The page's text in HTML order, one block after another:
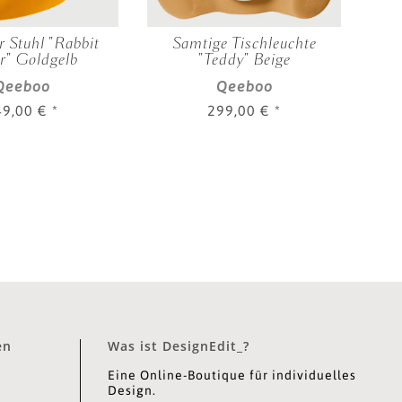
Stuhl "Rabbit
Goldgelb
€ *
Samtige Tischleuchte
"Teddy" Beige
Qeeboo
299,00 € *
Was ist DesignEdit_?
Eine Online-Boutique für individuelles
Design.